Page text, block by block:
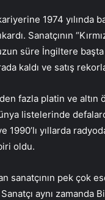
1974 yılında
Sanatçının
süre İngiltere
kaldı ve satış
fazla platin ve altın
listelerinde
1990’lı yıllarda
oldu.
sanatçının pek çok
aynı zamanda